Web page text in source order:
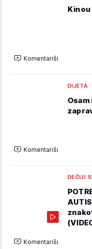
Komentariši
DIJETA
Komentariši
DEČIJI
Komentariši